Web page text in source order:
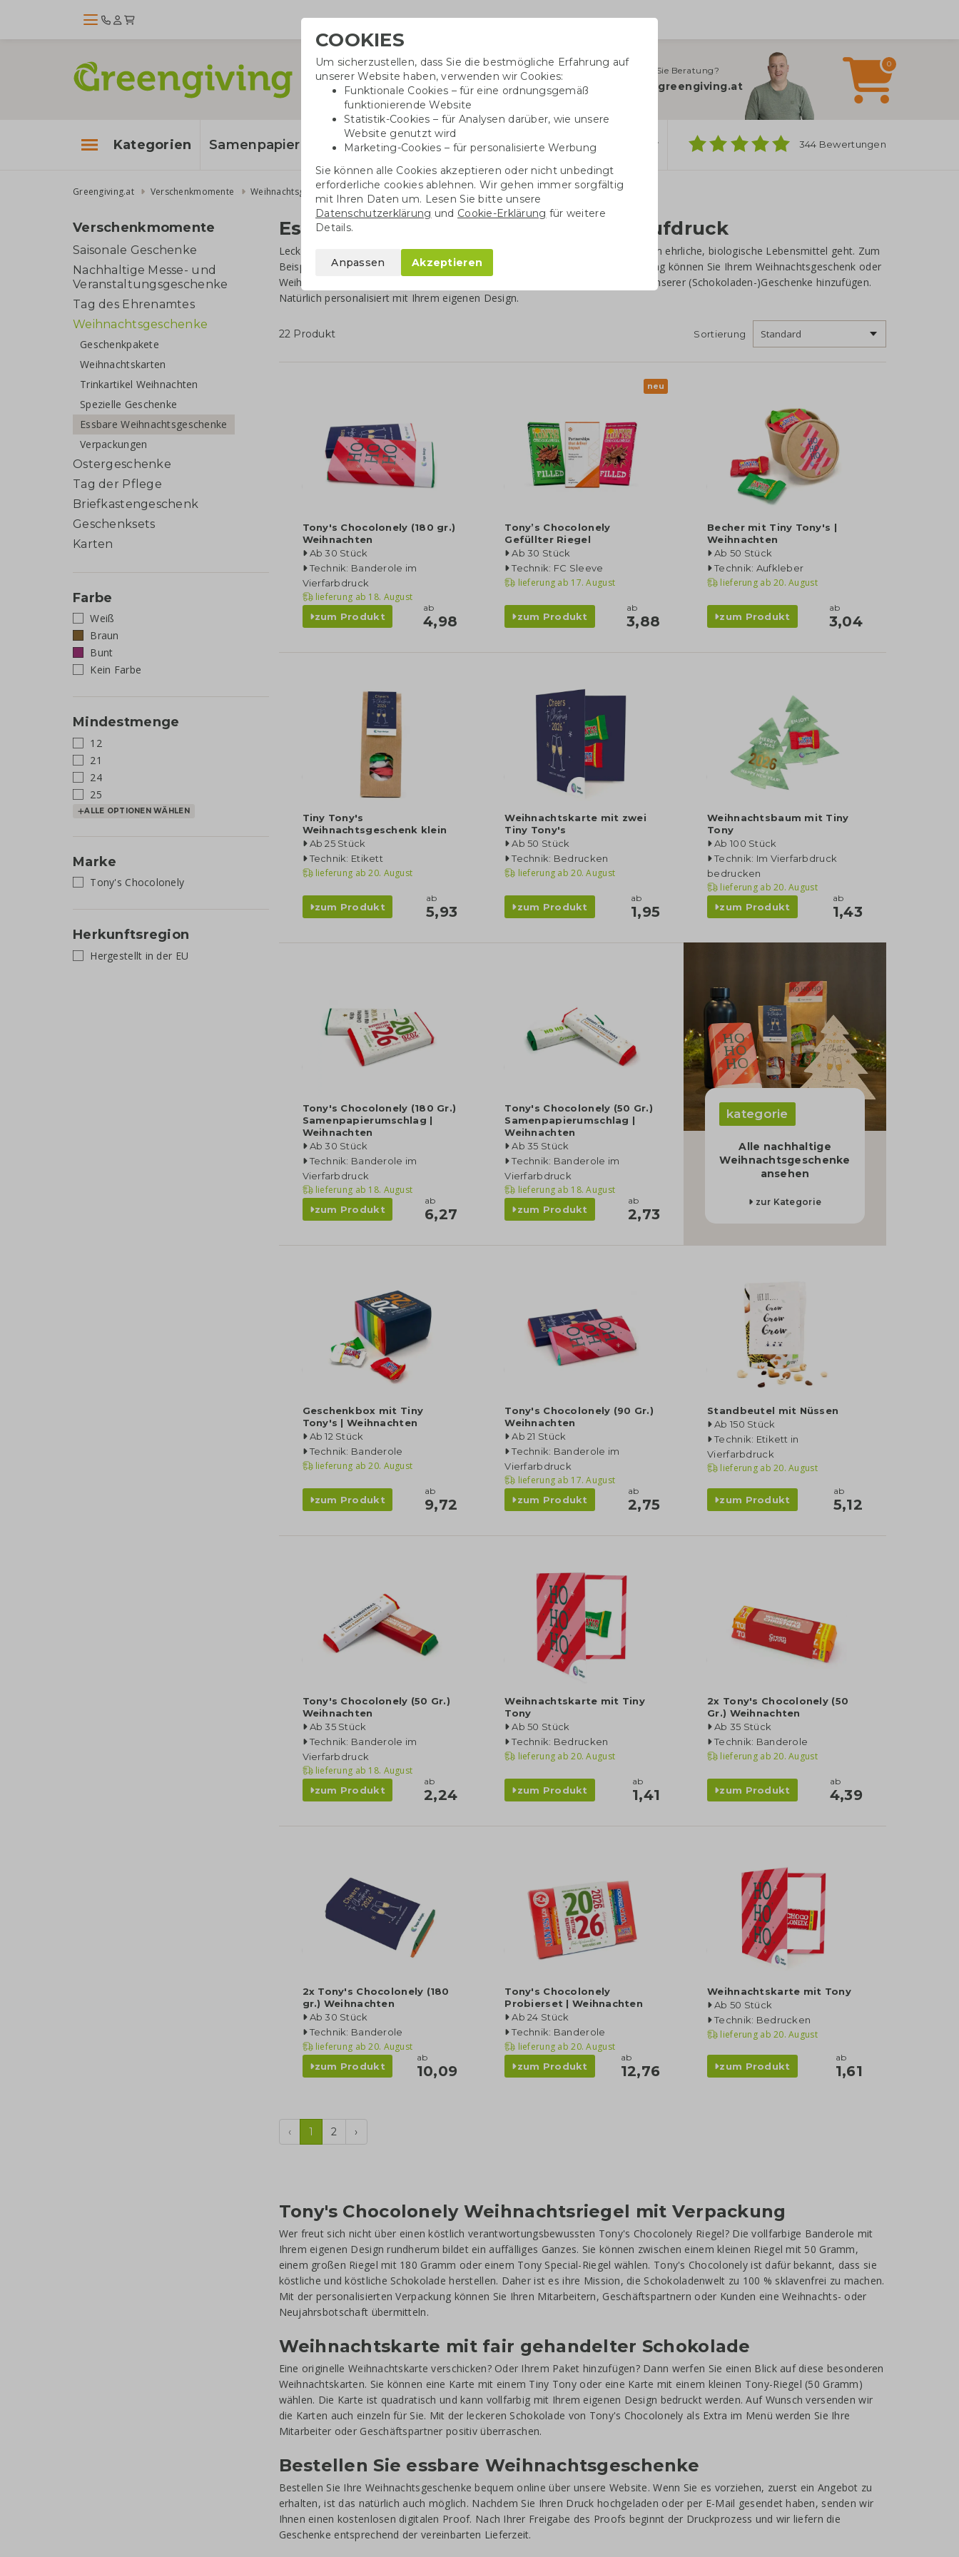
Benötigen Sie Beratung?
info@greengiving.at
0
Kategorien Samenpapier Baumwolltaschen Trinkwaren Kugelschreiber 344 Bewertungen
Greengiving.at Verschenkmomente Weihnachtsgeschenke Essbare Weihnachtsgeschenke
Verschenkmomente
Saisonale Geschenke
Nachhaltige Messe- und
Veranstaltungsgeschenke
Tag des Ehrenamtes
Weihnachtsgeschenke
Geschenkpakete
Weihnachtskarten
Trinkartikel Weihnachten
Spezielle Geschenke
Essbare Weihnachtsgeschenke
Verpackungen
Ostergeschenke
Tag der Pflege
Briefkastengeschenk
Geschenksets
Karten
Farbe
Weiß
Braun
Bunt
Kein Farbe
Mindestmenge
12
21
24
25
ALLE OPTIONEN WÄHLEN
Marke
Tony's Chocolonely
Herkunftsregion
Hergestellt in der EU
Essbare Weihnachtsgeschenke mit Aufdruck
Leckere Süßigkeiten passen immer gut zu Weihnachten, besonders wenn es um ehrliche, biologische Lebensmittel geht. Zum
Beispiel die fair gehandelte Schokolade von Tony's Chocolonely. Bei Greengiving können Sie Ihrem Weihnachtsgeschenk oder
Weihnachtspaket eine originelle, nachhaltige Note verleihen, indem Sie eines unserer (Schokoladen-)Geschenke hinzufügen.
Natürlich personalisiert mit Ihrem eigenen Design.
22 Produkt Sortierung
Tony's Chocolonely (180 gr.)
Weihnachten
Ab 30 Stück
Technik: Banderole im
Vierfarbdruck
lieferung ab 18. August
zum Produkt
ab
4,98
neu
Tony’s Chocolonely
Gefüllter Riegel
Ab 30 Stück
Technik: FC Sleeve
lieferung ab 17. August
zum Produkt
ab
3,88
Becher mit Tiny Tony's |
Weihnachten
Ab 50 Stück
Technik: Aufkleber
lieferung ab 20. August
zum Produkt
ab
3,04
Tiny Tony's
Weihnachtsgeschenk klein
Ab 25 Stück
Technik: Etikett
lieferung ab 20. August
zum Produkt
ab
5,93
Weihnachtskarte mit zwei
Tiny Tony's
Ab 50 Stück
Technik: Bedrucken
lieferung ab 20. August
zum Produkt
ab
1,95
Weihnachtsbaum mit Tiny
Tony
Ab 100 Stück
Technik: Im Vierfarbdruck
bedrucken
lieferung ab 20. August
zum Produkt
ab
1,43
Tony's Chocolonely (180 Gr.)
Samenpapierumschlag |
Weihnachten
Ab 30 Stück
Technik: Banderole im
Vierfarbdruck
lieferung ab 18. August
zum Produkt
ab
6,27
Tony's Chocolonely (50 Gr.)
Samenpapierumschlag |
Weihnachten
Ab 35 Stück
Technik: Banderole im
Vierfarbdruck
lieferung ab 18. August
zum Produkt
ab
2,73
kategorie
Alle nachhaltige
Weihnachtsgeschenke
ansehen
zur Kategorie
Geschenkbox mit Tiny
Tony's | Weihnachten
Ab 12 Stück
Technik: Banderole
lieferung ab 20. August
zum Produkt
ab
9,72
Tony's Chocolonely (90 Gr.)
Weihnachten
Ab 21 Stück
Technik: Banderole im
Vierfarbdruck
lieferung ab 17. August
zum Produkt
ab
2,75
Standbeutel mit Nüssen
Ab 150 Stück
Technik: Etikett in
Vierfarbdruck
lieferung ab 20. August
zum Produkt
ab
5,12
Tony's Chocolonely (50 Gr.)
Weihnachten
Ab 35 Stück
Technik: Banderole im
Vierfarbdruck
lieferung ab 18. August
zum Produkt
ab
2,24
Weihnachtskarte mit Tiny
Tony
Ab 50 Stück
Technik: Bedrucken
lieferung ab 20. August
zum Produkt
ab
1,41
2x Tony's Chocolonely (50
Gr.) Weihnachten
Ab 35 Stück
Technik: Banderole
lieferung ab 20. August
zum Produkt
ab
4,39
2x Tony's Chocolonely (180
gr.) Weihnachten
Ab 30 Stück
Technik: Banderole
lieferung ab 20. August
zum Produkt
ab
10,09
Tony's Chocolonely
Probierset | Weihnachten
Ab 24 Stück
Technik: Banderole
lieferung ab 20. August
zum Produkt
ab
12,76
Weihnachtskarte mit Tony
Ab 50 Stück
Technik: Bedrucken
lieferung ab 20. August
zum Produkt
ab
1,61
‹ 1 2 ›
Tony's Chocolonely Weihnachtsriegel mit Verpackung
Wer freut sich nicht über einen köstlich verantwortungsbewussten Tony's Chocolonely Riegel? Die vollfarbige Banderole mit
Ihrem eigenen Design rundherum bildet ein auffälliges Ganzes. Sie können zwischen einem kleinen Riegel mit 50 Gramm,
einem großen Riegel mit 180 Gramm oder einem Tony Special-Riegel wählen. Tony's Chocolonely ist dafür bekannt, dass sie
köstliche und köstliche Schokolade herstellen. Daher ist es ihre Mission, die Schokoladenwelt zu 100 % sklavenfrei zu machen.
Mit der personalisierten Verpackung können Sie Ihren Mitarbeitern, Geschäftspartnern oder Kunden eine Weihnachts- oder
Neujahrsbotschaft übermitteln.
Weihnachtskarte mit fair gehandelter Schokolade
Eine originelle Weihnachtskarte verschicken? Oder Ihrem Paket hinzufügen? Dann werfen Sie einen Blick auf diese besonderen
Weihnachtskarten. Sie können eine Karte mit einem Tiny Tony oder eine Karte mit einem kleinen Tony-Riegel (50 Gramm)
wählen. Die Karte ist quadratisch und kann vollfarbig mit Ihrem eigenen Design bedruckt werden. Auf Wunsch versenden wir
die Karten auch einzeln für Sie. Mit der leckeren Schokolade von Tony's Chocolonely als Extra im Menü werden Sie Ihre
Mitarbeiter oder Geschäftspartner positiv überraschen.
Bestellen Sie essbare Weihnachtsgeschenke
Bestellen Sie Ihre Weihnachtsgeschenke bequem online über unsere Website. Wenn Sie es vorziehen, zuerst ein Angebot zu
erhalten, ist das natürlich auch möglich. Nachdem Sie Ihren Druck hochgeladen oder per E-Mail gesendet haben, senden wir
Ihnen einen kostenlosen digitalen Proof. Nach Ihrer Freigabe des Proofs beginnt der Druckprozess und wir liefern die
Geschenke entsprechend der vereinbarten Lieferzeit.
COOKIES
Um sicherzustellen, dass Sie die bestmögliche Erfahrung auf
unserer Website haben, verwenden wir Cookies:
Funktionale Cookies – für eine ordnungsgemäß
funktionierende Website
Statistik-Cookies – für Analysen darüber, wie unsere
Website genutzt wird
Marketing-Cookies – für personalisierte Werbung
Sie können alle Cookies akzeptieren oder nicht unbedingt
erforderliche cookies ablehnen. Wir gehen immer sorgfältig
mit Ihren Daten um. Lesen Sie bitte unsere
Datenschutzerklärung und Cookie-Erklärung für weitere
Details.
Anpassen Akzeptieren